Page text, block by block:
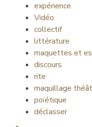
expérience
Vidéo
collectif
littérature
maquettes et
discours
rite
maquillage
poïétique
déclasser